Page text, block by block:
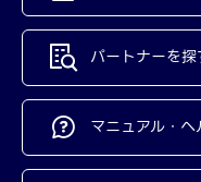
パートナーを探
マニュアル・ヘ